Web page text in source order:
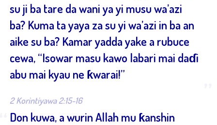
su ji ba tare da wani ya yi musu wa’azi
ba? Kuma ta yaya za su yi wa’azi in ba an
aike su ba? Kamar yadda yake a rubuce
cewa, “Isowar masu kawo labari mai daɗi
abu mai kyau ne ƙwarai!”
2 Korintiyawa 2:15-16
Don kuwa, a wurin Allah mu ƙanshin